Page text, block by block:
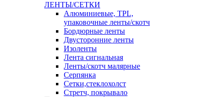
ЛЕНТЫ/СЕТКИ
Алюминиевые, TPL,
упаковочные ленты/скотч
Бордюрные ленты
Двусторонние ленты
Изоленты
Лента сигнальная
Ленты/скотч малярные
Серпянка
Сетки,стеклохолст
Стретч, покрывало